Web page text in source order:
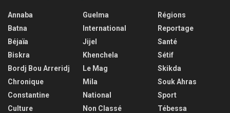
Annaba
Batna
Béjaïa
Biskra
Bordj Bou Arreridj
Chronique
Constantine
Culture
Guelma
International
Jijel
Khenchela
Le Mag
Mila
National
Non Classé
Régions
Reportage
Santé
Sétif
Skikda
Souk Ahras
Sport
Tébessa